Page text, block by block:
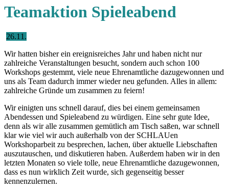
Teamaktion Spieleabend
26.11.
Wir hatten bisher ein ereignisreiches Jahr und haben nicht nur
zahlreiche Veranstaltungen besucht, sondern auch schon 100
Workshops gestemmt, viele neue Ehrenamtliche dazugewonnen und
uns als Team dadurch immer wieder neu gefunden. Alles in allem:
zahlreiche Gründe um zusammen zu feiern!
Wir einigten uns schnell darauf, dies bei einem gemeinsamen
Abendessen und Spieleabend zu würdigen. Eine sehr gute Idee,
denn als wir alle zusammen gemütlich am Tisch saßen, war schnell
klar wie viel wir auch außerhalb von der SCHLAUen
Workshoparbeit zu besprechen, lachen, über aktuelle Liebschaften
auszutauschen, und diskutieren haben. Außerdem haben wir in den
letzten Monaten so viele tolle, neue Ehrenamtliche dazugewonnen,
dass es nun wirklich Zeit wurde, sich gegenseitig besser
kennenzulernen.